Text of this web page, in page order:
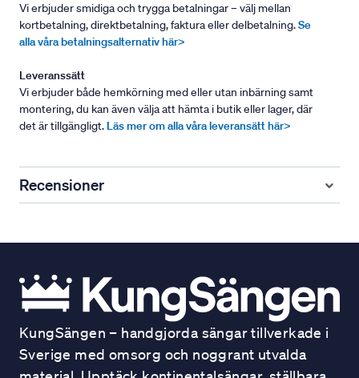
Vi erbjuder smidiga och trygga betalningar – välj mellan
kortbetalning, direktbetalning, faktura eller delbetalning.Se
alla våra betalningsalternativ här>
Leveranssätt
Vi erbjuder både hemkörning med eller utan inbärning samt
montering, du kan även välja att hämta i butik eller lager, där
det är tillgängligt. Läs mer om alla våra leveransätt här>
Recensioner
KungSängen – handgjorda sängar tillverkade i
Sverige med omsorg och noggrant utvalda